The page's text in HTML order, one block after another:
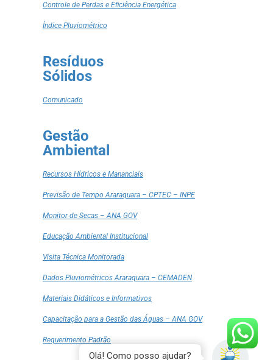
Controle de Perdas e Eficiência Energética
Índice Pluviométrico
Resíduos
Sólidos
Comunicado
Gestão
Ambiental
Recursos Hídricos e Mananciais
Previsão de Tempo Araraquara – CPTEC – INPE
Monitor de Secas – ANA GOV
Educação Ambiental Institucional
Visita Técnica Monitorada
Dados Pluviométricos Araraquara – CEMADEN
Materiais Didáticos e Informativos
Capacitação para a Gestão das Águas – ANA GOV
Requerimento Padrão
Olá! Como posso ajudar?